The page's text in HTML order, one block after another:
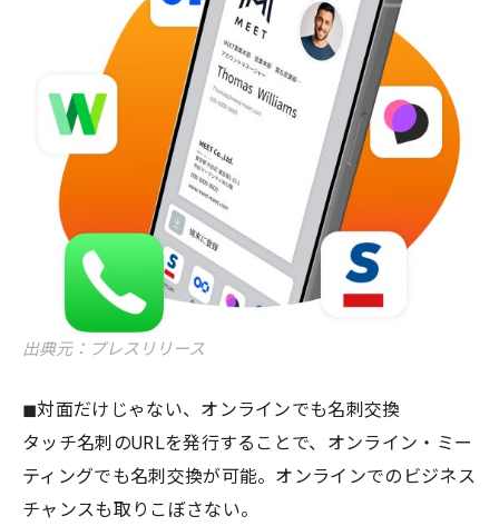
出典元：プレスリリース
◼︎対面だけじゃない、オンラインでも名刺交換
タッチ名刺のURLを発行することで、オンライン・ミー
ティングでも名刺交換が可能。オンラインでのビジネス
チャンスも取りこぼさない。